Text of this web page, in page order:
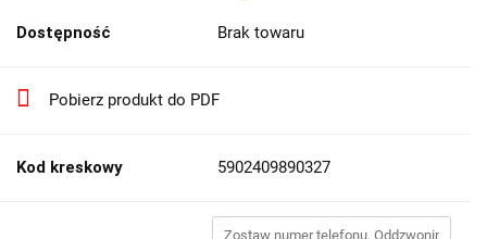
Dostępność Brak towaru
Pobierz produkt do PDF
Kod kreskowy 5902409890327